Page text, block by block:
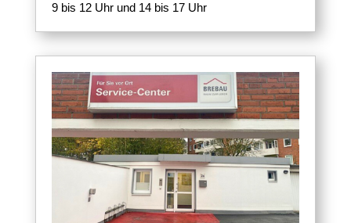
9 bis 12 Uhr und 14 bis 17 Uhr